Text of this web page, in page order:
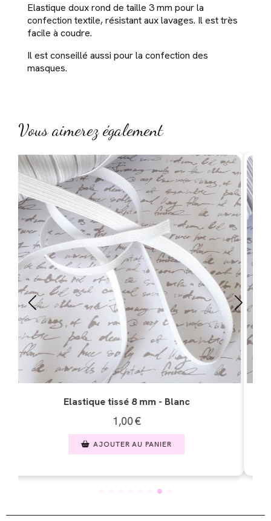
Elastique doux rond de taille 3 mm pour la
confection textile, résistant aux lavages. Il est très
facile à coudre.
Il est conseillé aussi pour la confection des
masques.
Vous aimerez également
Elastique tissé 3 mm- Blanc
0,50
AJOUTER AU PANIER